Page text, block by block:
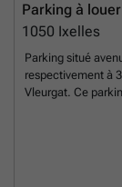
Parking à louer
1050 Ixelles
Parking situé
respectivement à
Vleurgat. Ce
et ses alentours
simplement
de leur logement.
informations.